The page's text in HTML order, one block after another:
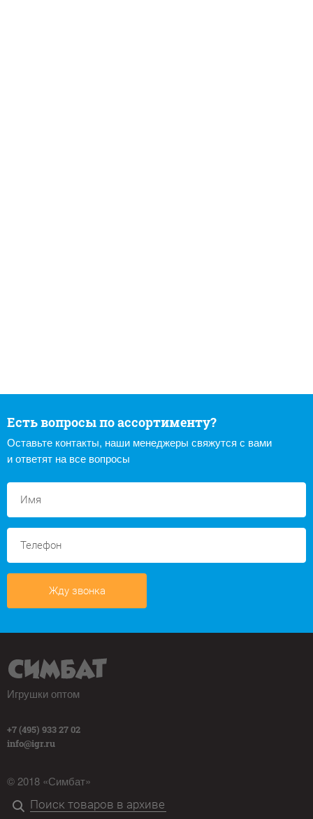
Есть вопросы по ассортименту?
Оставьте контакты, наши менеджеры свяжутся с вами
и ответят на все вопросы
Жду звонка
Игрушки оптом
+7 (495) 933 27 02
info@igr.ru
© 2018 «Симбат»